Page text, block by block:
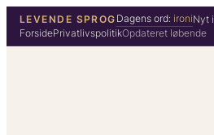
Spring
LEVENDE SPROG Dagens ord: ironiNyt
ForsidePrivatlivspolitikOpdateret løbende